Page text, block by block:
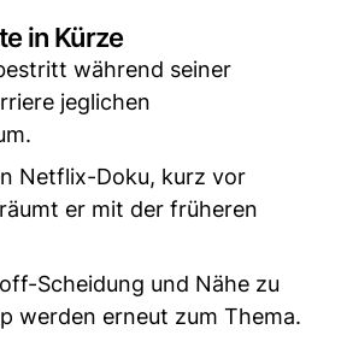
in Kürze
während seiner
jeglichen
Netflix-Doku, kurz vor
er mit der früheren
Scheidung und Nähe zu
werden erneut zum Thema.